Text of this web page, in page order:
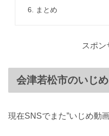
まとめ
スポン
会津若松市のいじ
現在SNSでまた”いじめ動